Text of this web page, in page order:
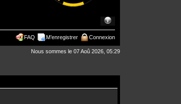
FAQ M’enregistrer Connexion
Nous sommes le 07 Aoû 2026, 05:29